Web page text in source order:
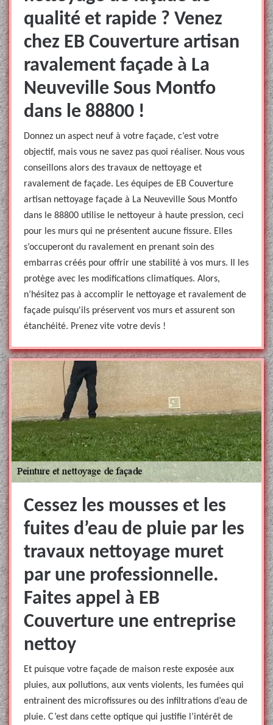
qualité et rapide ? Venez
chez EB Couverture artisan
ravalement façade à La
Neuveville Sous Montfo
dans le 88800 !
Donnez un aspect neuf à votre façade, c’est votre
objectif, mais vous ne savez pas quoi réaliser. Nous vous
conseillons alors des travaux de nettoyage et
ravalement de façade. Les équipes de EB Couverture
artisan nettoyage façade à La Neuveville Sous Montfo
dans le 88800 utilise le nettoyeur à haute pression, ceci
pour les murs qui ne présentent aucune fissure. Elles
s’occuperont du ravalement en prenant soin des
embarras créés pour offrir une stabilité à vos murs. Il les
protège avec les modifications climatiques. Alors,
n’hésitez pas à accomplir le nettoyage et ravalement de
façade puisqu'ils préservent vos murs et assurent son
étanchéité. Prenez vite votre devis !
Cessez les mousses et les
fuites d’eau de pluie par les
travaux nettoyage muret
par une professionnelle.
Faites appel à EB
Couverture une entreprise
nettoy
Et puisque votre façade de maison reste exposée aux
pluies, aux pollutions, aux vents violents, les fumées qui
entrainent des microfissures ou des infiltrations d’eau de
pluie. C’est dans cette optique qui justifie l’intérêt de